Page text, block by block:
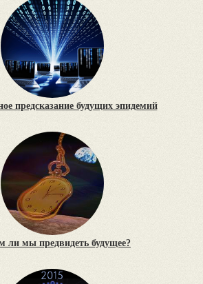
предсказание будущих эпидемий
ли мы предвидеть будущее?